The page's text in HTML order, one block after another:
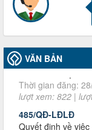
VĂN BẢN
60/TB-LĐLĐ
Thông báo công
LĐLĐ tỉnh Điện
Thời gian đăng:
lượt xem: 822 | lượt
485/QĐ-LĐLĐ
Quyết định về
nhà nước năm
Thời gian đăng: 29/
lượt xem: 919 |